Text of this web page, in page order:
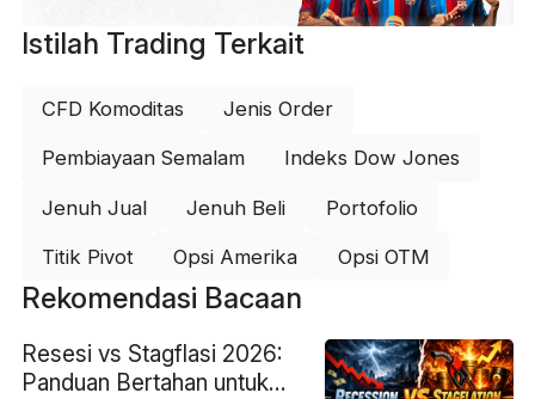
Istilah Trading Terkait
CFD Komoditas Jenis Order
Pembiayaan Semalam Indeks Dow Jones
Jenuh Jual Jenuh Beli Portofolio
Titik Pivot Opsi Amerika Opsi OTM
Rekomendasi Bacaan
Resesi vs Stagflasi 2026:
Panduan Bertahan untuk